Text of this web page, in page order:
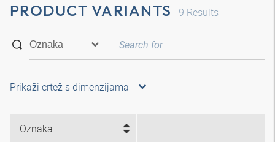
PRODUCT VARIANTS 9 Results
Prikaži crtež s dimenzijama
Oznaka